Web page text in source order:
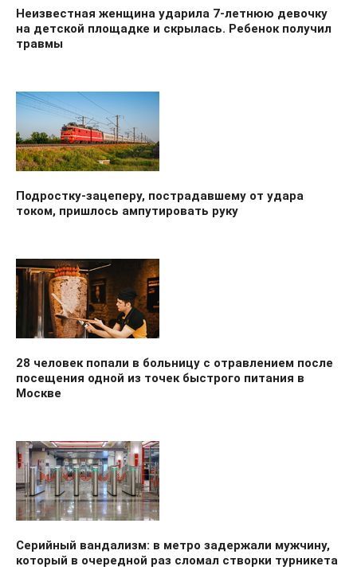
Неизвестная женщина ударила 7-летнюю девочку
на детской площадке и скрылась. Ребенок получил
травмы
Подростку-зацеперу, пострадавшему от удара
током, пришлось ампутировать руку
28 человек попали в больницу с отравлением после
посещения одной из точек быстрого питания в
Москве
Серийный вандализм: в метро задержали мужчину,
который в очередной раз сломал створки турникета